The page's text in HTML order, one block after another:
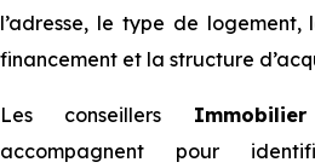
l’adresse, le type de
financement et la structure
Les conseillers
accompagnent pour